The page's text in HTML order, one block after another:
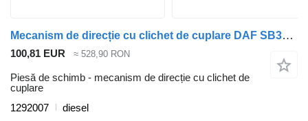
Mecanism de direcție cu clichet de cuplare DAF SB3000 (01.74-) 1292007 pentru autobuz DAF MB, B, FHD, EOS, DB, SB Bus (1970-2001)
100,81 EUR ≈ 528,90 RON
Piesă de schimb - mecanism de direcție cu clichet de
cuplare
1292007
diesel